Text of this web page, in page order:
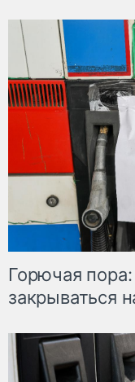
Горючая
закрываться